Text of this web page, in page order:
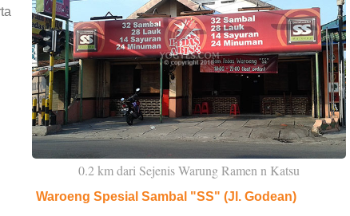
0.2 km dari Sejenis Warung Ramen n Katsu
Waroeng Spesial Sambal "SS" (Jl. Godean)